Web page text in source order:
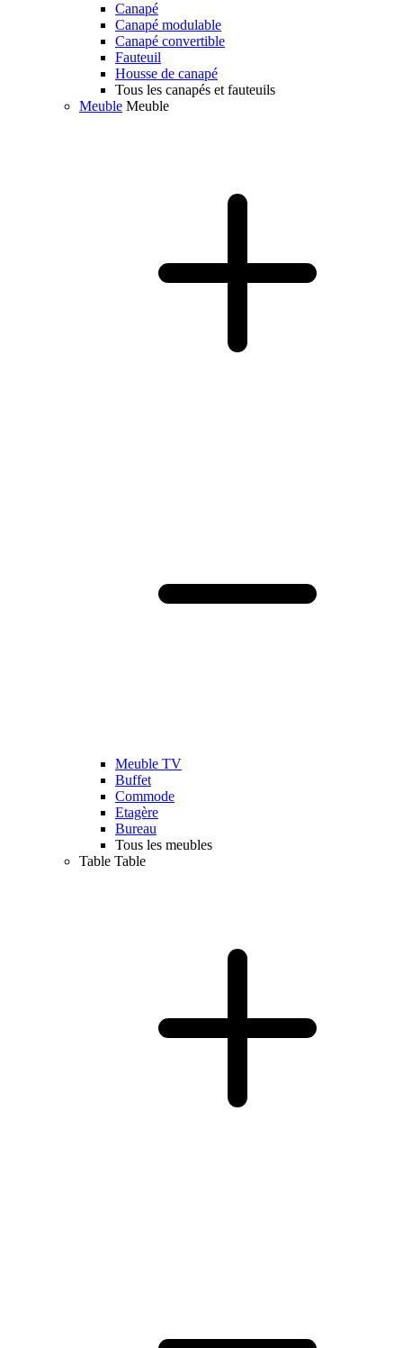
Canapé
Canapé modulable
Canapé convertible
Fauteuil
Housse de canapé
Tous les canapés et fauteuils
Meuble Meuble
Meuble TV
Buffet
Commode
Etagère
Bureau
Tous les meubles
Table Table